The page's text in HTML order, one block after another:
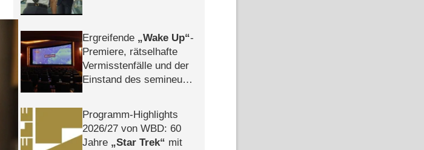
Ergreifende Wake Up -
Premiere, rätselhafte
Vermisstenfälle und der
Einstand des semineuen
Programm-Highlights
2026/​27 von WBD: 60
Jahre
Star Trek
mit